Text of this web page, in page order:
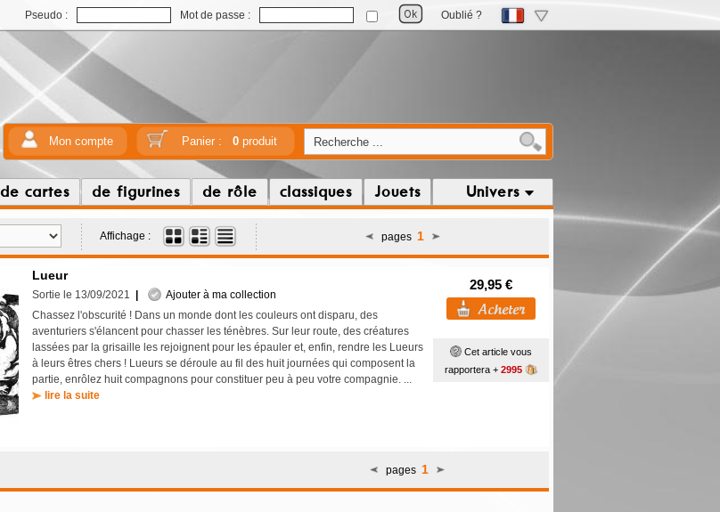
Pseudo : Mot de passe : Oublié ?
Mon compte Panier : 0produit
de cartes de figurines de rôle classiques Jouets Univers
Affichage : pages 1
Lueur
Sortie le 13/09/2021
Ajouter à ma collection
Chassez l'obscurité ! Dans un monde dont les couleurs ont disparu, des
aventuriers s'élancent pour chasser les ténèbres. Sur leur route, des créatures
lassées par la grisaille les rejoignent pour les épauler et, enfin, rendre les Lueurs
à leurs êtres chers ! Lueurs se déroule au fil des huit journées qui composent la
partie, enrôlez huit compagnons pour constituer peu à peu votre compagnie. ...
lire la suite
29,95 €
Cet article vous
rapportera + 2995
pages 1